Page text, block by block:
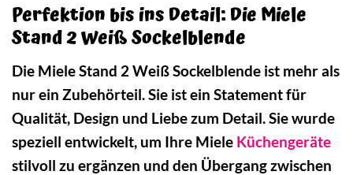
Perfektion bis ins Detail: Die Miele
Stand 2 Weiß Sockelblende
Die Miele Stand 2 Weiß Sockelblende ist mehr als
nur ein Zubehörteil. Sie ist ein Statement für
Qualität, Design und Liebe zum Detail. Sie wurde
speziell entwickelt, um Ihre Miele Küchengeräte
stilvoll zu ergänzen und den Übergang zwischen